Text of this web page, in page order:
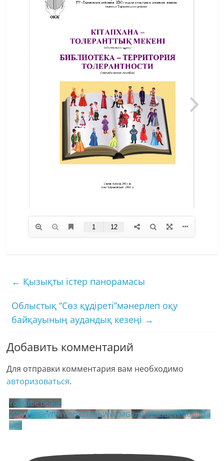
← Қызықты істер панорамасы
Облыстық “Сөз құдіреті”мәнерлеп оқу
байқауының аудандық кезеңі →
Добавить комментарий
Для отправки комментария вам необходимо
авторизоваться.
YouTube бейне
VVVVb0RGeWhhYmhXZTd3bWxWMGRmNFZ3LjBCVkM0Q0I1a
UZZ